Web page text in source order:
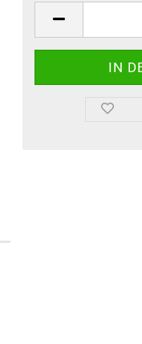
Port.